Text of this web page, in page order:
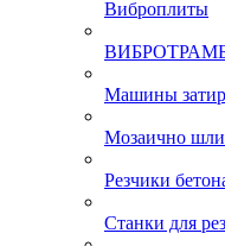
Виброплиты
Машины
Мозаично
Резчики
Станки для